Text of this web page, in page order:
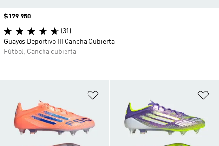
Precio
$179.950
(31)
Guayos Deportivo III Cancha Cubierta
Fútbol, Cancha cubierta